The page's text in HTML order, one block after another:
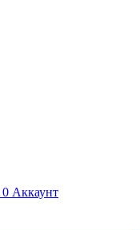
0 Аккаунт